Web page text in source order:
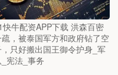
快牛配资APP下载 洪森百密
，被泰国军方和政府钻了空
只好搬出国王御令护身_军
_宪法_事务